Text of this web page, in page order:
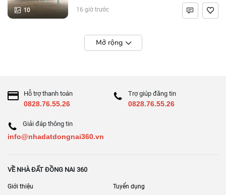
10 16 giờ trước
Mở rộng
Hỗ trợ thanh toán
0828.76.55.26
Trợ giúp đăng tin
0828.76.55.26
Giải đáp thông tin
info@nhadatdongnai360.vn
VỀ NHÀ ĐẤT ĐỒNG NAI 360
Giới thiệu
Tuyển dụng